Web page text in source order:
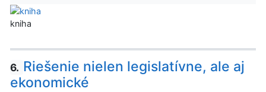
kniha
6. Riešenie nielen legislatívne, ale aj
ekonomické